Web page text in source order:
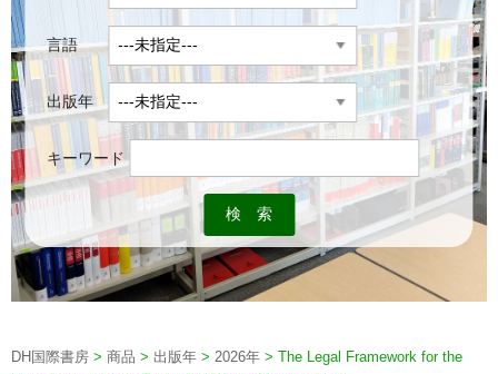
言語
出版年
キーワード
DH国際書房 > 商品 > 出版年 > 2026年 > The Legal Framework for the